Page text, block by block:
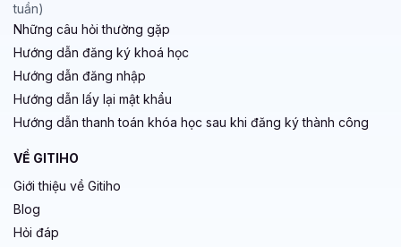
tuần)
Những câu hỏi thường gặp
Hướng dẫn đăng ký khoá học
Hướng dẫn đăng nhập
Hướng dẫn lấy lại mật khẩu
Hướng dẫn thanh toán khóa học sau khi đăng ký thành công
VỀ GITIHO
Giới thiệu về Gitiho
Blog
Hỏi đáp